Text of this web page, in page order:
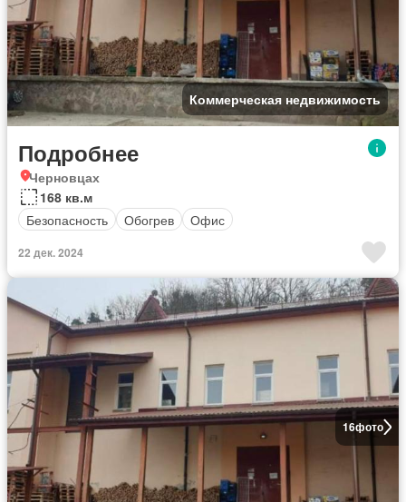
Коммерческая недвижимость
Подробнее
Черновцах
168 кв.м
Безопасность
Обогрев Офис
22 дек. 2024
16фото